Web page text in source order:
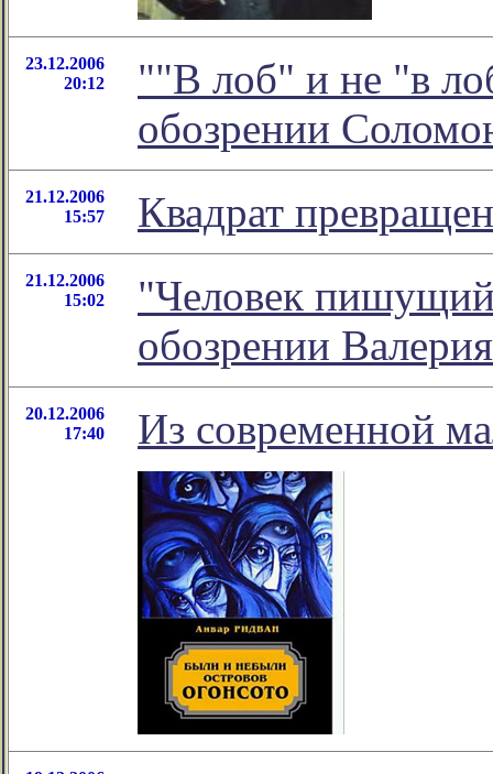
23.12.2006
20:12
""В лоб" и не "в
обозрении
21.12.2006
15:57
Квадрат
21.12.2006
15:02
"Человек пишущий
обозрении
20.12.2006
17:40
Из современной